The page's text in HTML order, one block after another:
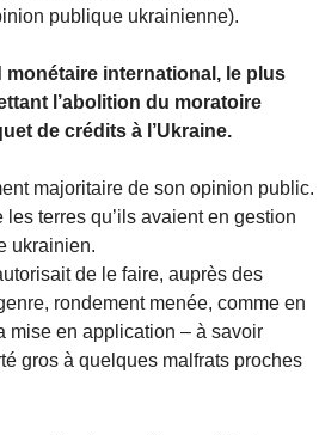
publique ukrainienne).
monétaire international, le plus
l’abolition du moratoire
de crédits à l’Ukraine.
majoritaire de son opinion public.
terres qu’ils avaient en gestion
ukrainien.
de le faire, auprès des
rondement menée, comme en
mise en application – à savoir
gros à quelques malfrats proches